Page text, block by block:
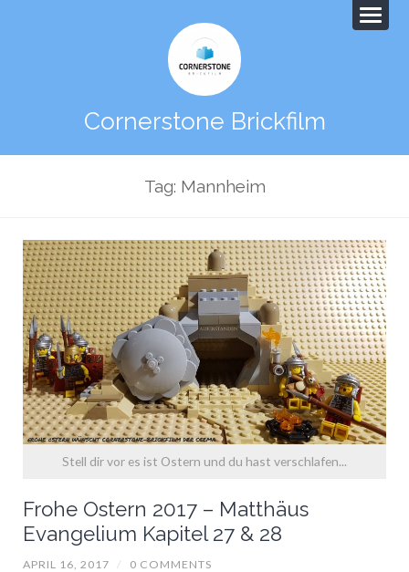
Cornerstone Brickfilm
Tag: Mannheim
Stell dir vor es ist Ostern und du hast verschlafen...
Frohe Ostern 2017 – Matthäus
Evangelium Kapitel 27 & 28
APRIL 16, 2017 / 0 COMMENTS